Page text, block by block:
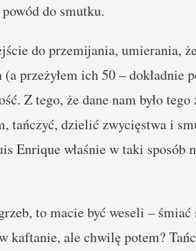
do smutku.
do przemijania, umierania,
przeżyłem ich 50 – dokładnie
Z tego, że dane nam było
tańczyć, dzielić zwycięstwa i
Enrique właśnie w taki
to macie być weseli –
kaftanie, ale chwilę potem?